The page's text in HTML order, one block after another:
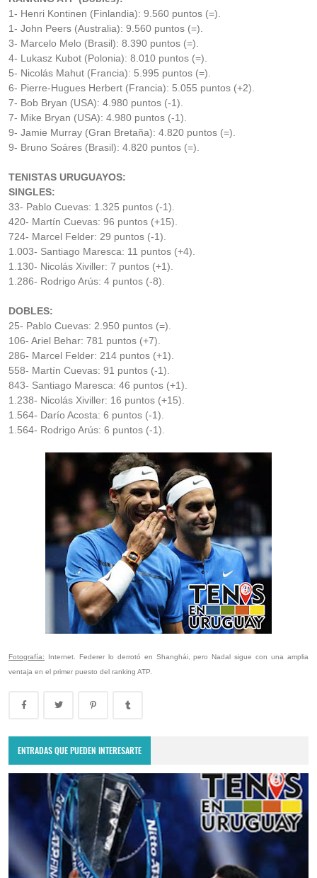
1- Henri Kontinen (Finlandia): 9.560 puntos (=).
1- John Peers (Australia): 9.560 puntos (=).
3- Marcelo Melo (Brasil): 8.390 puntos (=).
4- Lukasz Kubot (Polonia): 8.010 puntos (=).
5- Nicolás Mahut (Francia): 5.995 puntos (=).
6- Pierre-Hugues Herbert (Francia): 5.055 puntos (+2).
7- Bob Bryan (USA): 4.980 puntos (-1).
7- Mike Bryan (USA): 4.980 puntos (-1).
9- Jamie Murray (Gran Bretaña): 4.820 puntos (=).
9- Bruno Soáres (Brasil): 4.820 puntos (=).
TENISTAS URUGUAYOS:
SINGLES:
33- Pablo Cuevas: 1.325 puntos (-1).
420- Martín Cuevas: 96 puntos (+15).
724- Marcel Felder: 29 puntos (-1).
1.003- Santiago Maresca: 11 puntos (+4).
1.130- Nicolás Xiviller: 7 puntos (+1).
1.286- Rodrigo Arús: 4 puntos (-8).
DOBLES:
25- Pablo Cuevas: 2.950 puntos (=).
106- Ariel Behar: 781 puntos (+7).
286- Marcel Felder: 214 puntos (+1).
558- Martín Cuevas: 91 puntos (-1).
843- Santiago Maresca: 46 puntos (+1).
1.238- Nicolás Xiviller: 16 puntos (+15).
1.564- Darío Acosta: 6 puntos (-1).
1.564- Rodrigo Arús: 6 puntos (-1).
Fotografía: Internet. Federer lo derrotó en Shanghái, pero Nadal sigue con una amplia
ventaja en el primer puesto del ranking ATP.
ENTRADAS QUE PUEDEN INTERESARTE